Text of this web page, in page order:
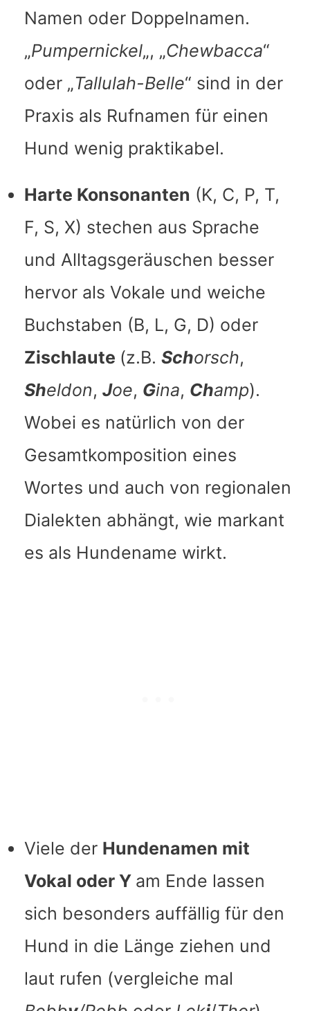
Namen oder Doppelnamen.
„Pumpernickel„, „Chewbacca“
oder „Tallulah-Belle“ sind in der
Praxis als Rufnamen für einen
Hund wenig praktikabel.
Harte Konsonanten (K, C, P, T,
F, S, X) stechen aus Sprache
und Alltagsgeräuschen besser
hervor als Vokale und weiche
Buchstaben (B, L, G, D) oder
Zischlaute (z.B. Schorsch,
Sheldon, Joe, Gina, Champ).
Wobei es natürlich von der
Gesamtkomposition eines
Wortes und auch von regionalen
Dialekten abhängt, wie markant
es als Hundename wirkt.
Viele der Hundenamen mit
Vokal oder Y am Ende lassen
sich besonders auffällig für den
Hund in die Länge ziehen und
laut rufen (vergleiche mal